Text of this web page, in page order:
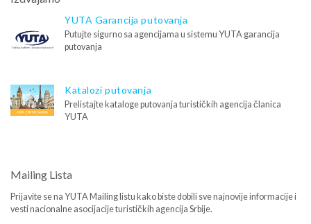
YUTA Garancija putovanja
Putujte sigurno sa agencijama u sistemu YUTA garancija
putovanja
Katalozi putovanja
Prelistajte kataloge putovanja turističkih agencija članica
YUTA
Mailing Lista
Prijavite se na YUTA Mailing listu kako biste dobili sve najnovije informacije i
vesti nacionalne asocijacije turističkih agencija Srbije.